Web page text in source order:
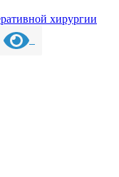
хирургии